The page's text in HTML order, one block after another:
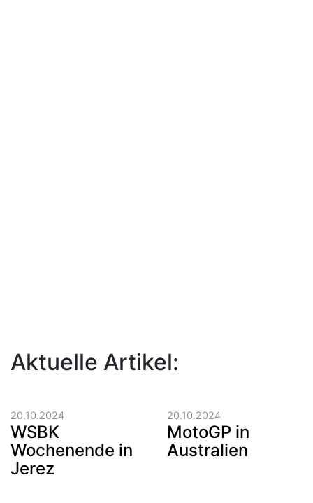
Aktuelle Artikel:
20.10.2024
WSBK
Wochenende in
Jerez
20.10.2024
MotoGP in
Australien